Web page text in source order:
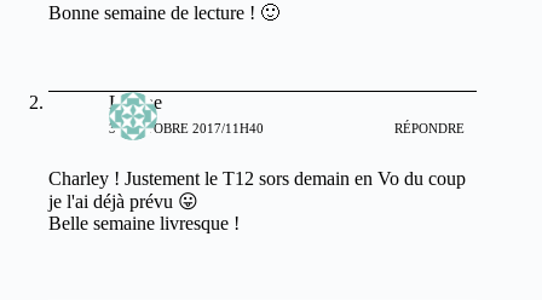
Bonne semaine de lecture ! 🙂
Lianne
30 OCTOBRE 2017/11H40 RÉPONDRE
Charley ! Justement le T12 sors demain en Vo du coup
je l'ai déjà prévu 😛
Belle semaine livresque !